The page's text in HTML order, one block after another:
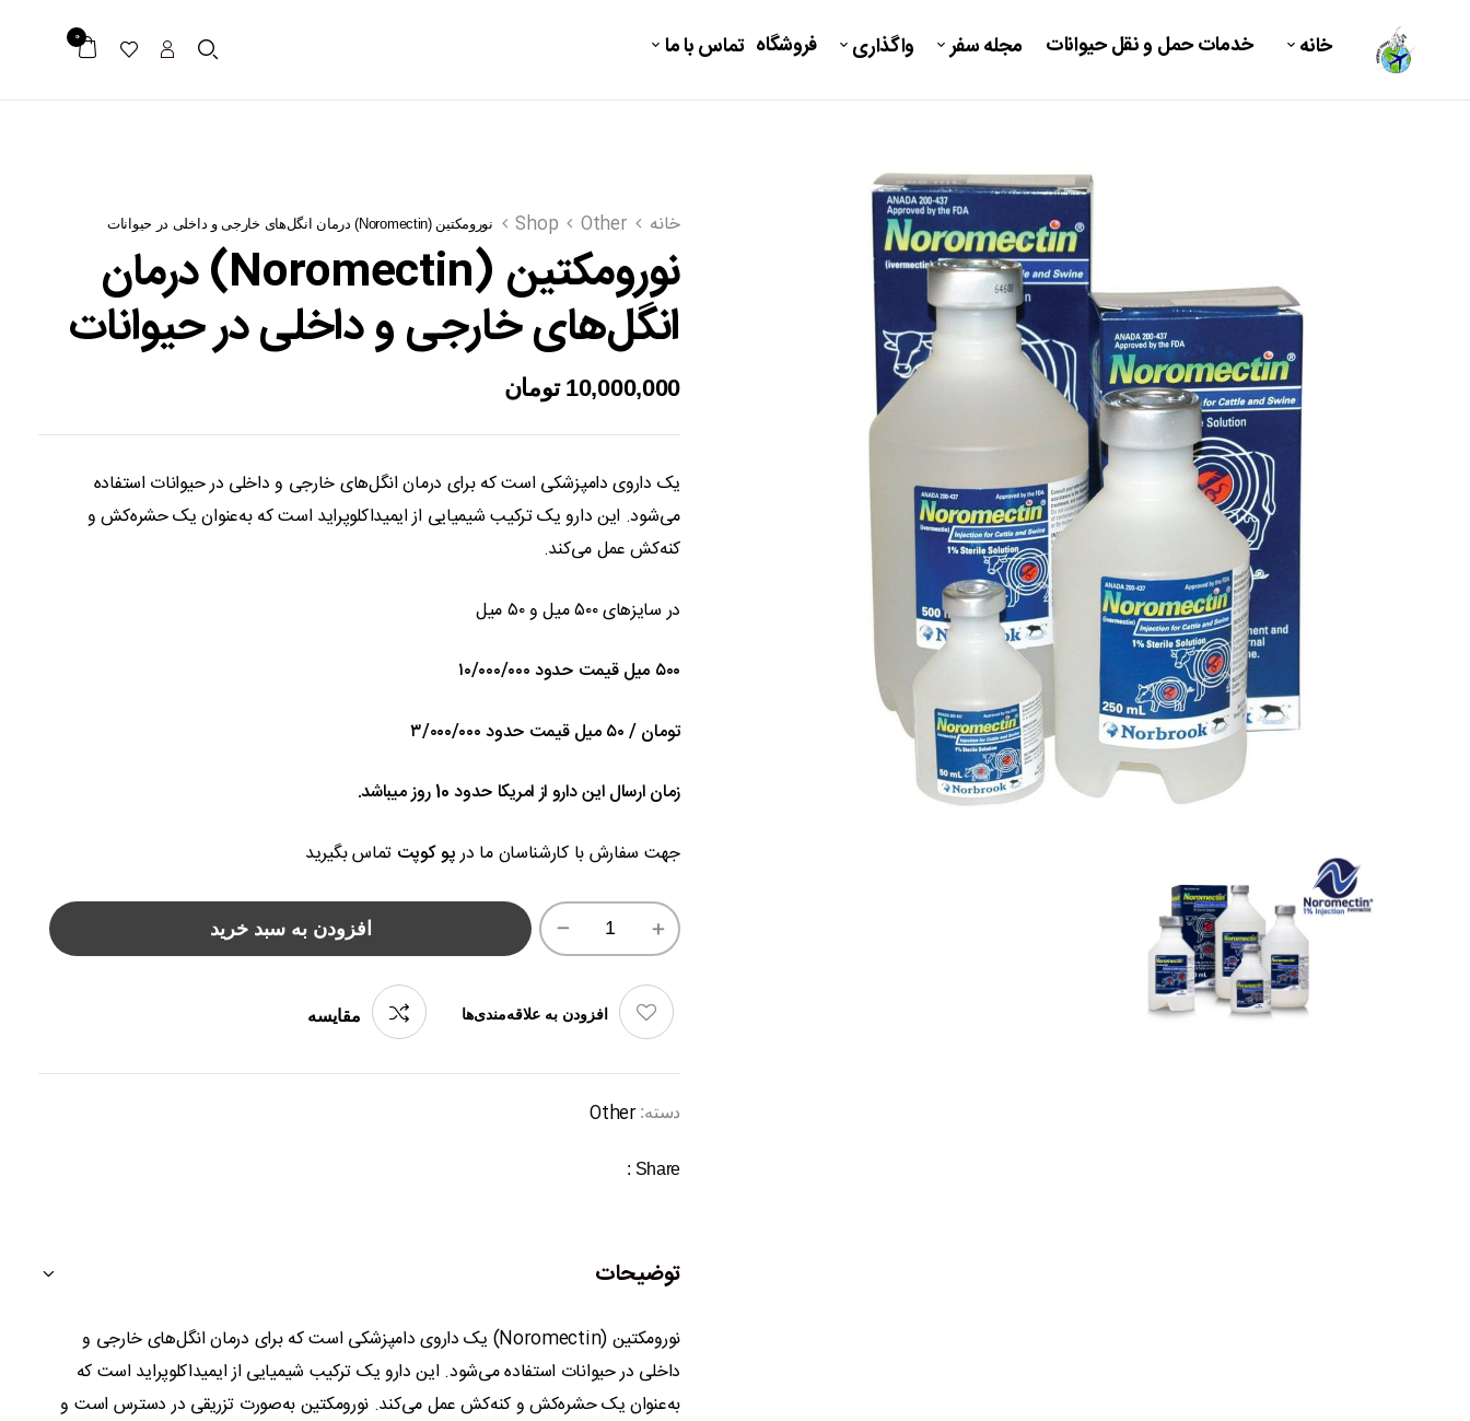
خانه خدمات حمل و نقل حیوانات مجله سفر واگذاری فروشگاه تماس با ما 0
خانه Shop Other نورومکتین (Noromectin) درمان انگل‌های خارجی و داخلی در حیوانات
نورومکتین (Noromectin) درمان
انگل‌های خارجی و داخلی در حیوانات
10,000,000 تومان
یک داروی دامپزشکی است که برای درمان انگل‌های خارجی و داخلی در حیوانات استفاده
می‌شود. این دارو یک ترکیب شیمیایی از ایمیداکلوپراید است که به‌عنوان یک حشره‌کش و
کنه‌کش عمل می‌کند.
در سایزهای ۵۰۰ میل و ۵۰ میل
۵۰۰ میل قیمت حدود ۱۰/۰۰۰/۰۰۰
تومان / ۵۰ میل قیمت حدود ۳/۰۰۰/۰۰۰
زمان ارسال این دارو از امریکا حدود 10 روز میباشد.
جهت سفارش با کارشناسان ما درپو کوپت تماس بگیرید
افزودن به سبد خرید
افزودن به علاقه‌مندی‌ها مقایسه
دسته:Other
Share :
توضیحات
نورومکتین (Noromectin) یک داروی دامپزشکی است که برای درمان انگل‌های خارجی و
داخلی در حیوانات استفاده می‌شود. این دارو یک ترکیب شیمیایی از ایمیداکلوپراید است که
به‌عنوان یک حشره‌کش و کنه‌کش عمل می‌کند. نورومکتین به‌صورت تزریقی در دسترس است و